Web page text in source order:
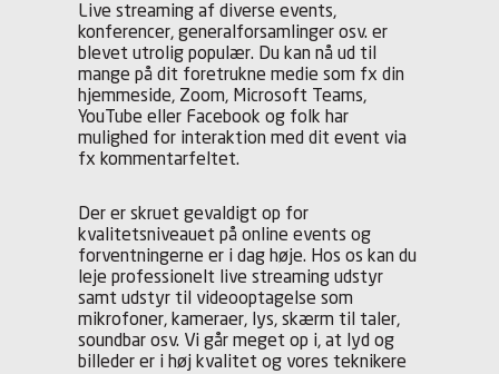
Live streaming af diverse events,
konferencer, generalforsamlinger osv. er
blevet utrolig populær. Du kan nå ud til
mange på dit foretrukne medie som fx din
hjemmeside, Zoom, Microsoft Teams,
YouTube eller Facebook og folk har
mulighed for interaktion med dit event via
fx kommentarfeltet.
Der er skruet gevaldigt op for
kvalitetsniveauet på online events og
forventningerne er i dag høje. Hos os kan du
leje professionelt live streaming udstyr
samt udstyr til videooptagelse som
mikrofoner, kameraer, lys, skærm til taler,
soundbar osv. Vi går meget op i, at lyd og
billeder er i høj kvalitet og vores teknikere